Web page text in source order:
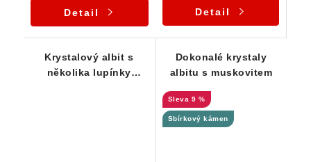
Detail Detail
Krystalový albit s
několika lupínky
Dokonalé krystaly
albitu s muskovitem
9 %
Sbírkový kámen